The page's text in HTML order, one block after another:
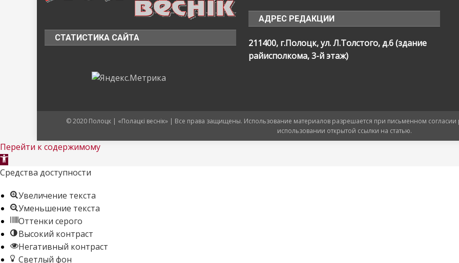
СТАТИСТИКА САЙТА
АДРЕС РЕДАКЦИИ
211400, г.Полоцк, ул. Л.Толстого, д.6 (здание
райисполкома, 3-й этаж)
© 2020 Полоцк | «Полацкі веснік» | Все права защищены. Использование материалов разрешается при письменном
использовании открытой ссылки на статью.
Перейти к содержимому
Открыть
панель
Средства доступности
Увеличение текста
Уменьшение текста
Оттенки серого
Высокий контраст
Негативный контраст
Светлый фон